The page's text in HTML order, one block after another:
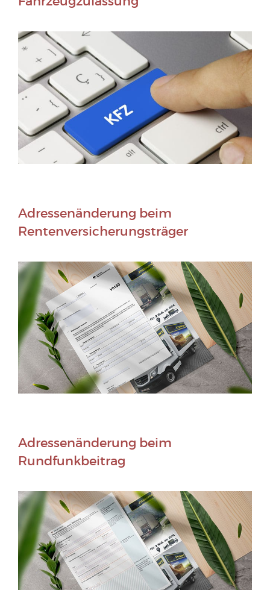
Adressenänderung beim
Rentenversicherungsträger
Adressenänderung beim
Rundfunkbeitrag